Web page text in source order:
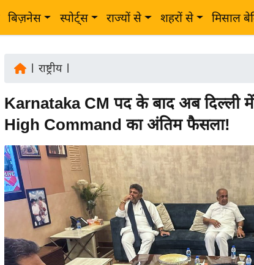
बिज़नेस स्पोर्ट्स राज्यों से शहरों से मिसाल
राष्ट्रीय|
Karnataka CM पद के बाद अब दिल्ली
High Command का अंतिम फैसला!